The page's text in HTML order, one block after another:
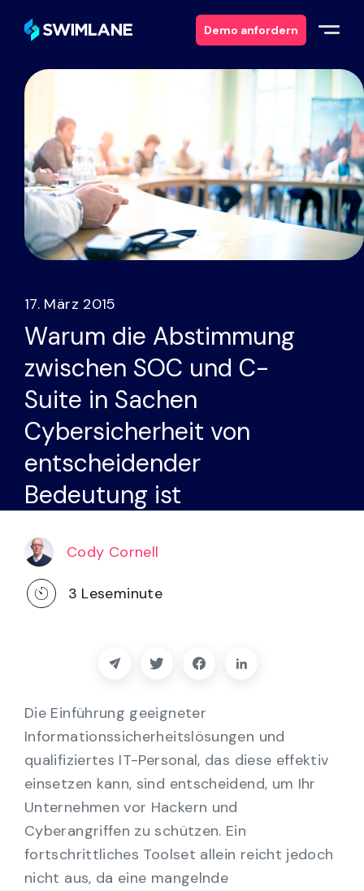
Demo anfordern
Lösungen
Produkte
Dienstleistungen
Über
Partner
Kontakt
Blog
Unterstützung
Deutsch
17. März 2015
Warum die Abstimmung
zwischen SOC und C-
Suite in Sachen
Cybersicherheit von
entscheidender
Bedeutung ist
Cody Cornell
3 Leseminute
Die Einführung geeigneter
Informationssicherheitslösungen und
qualifiziertes IT-Personal, das diese effektiv
einsetzen kann, sind entscheidend, um Ihr
Unternehmen vor Hackern und
Cyberangriffen zu schützen. Ein
fortschrittliches Toolset allein reicht jedoch
nicht aus, da eine mangelnde